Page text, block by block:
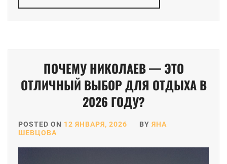
ПОЧЕМУ НИКОЛАЕВ — ЭТО
ОТЛИЧНЫЙ ВЫБОР ДЛЯ ОТДЫХА В
2026 ГОДУ?
POSTED ON 12 ЯНВАРЯ, 2026 BY ЯНА
ШЕВЦОВА